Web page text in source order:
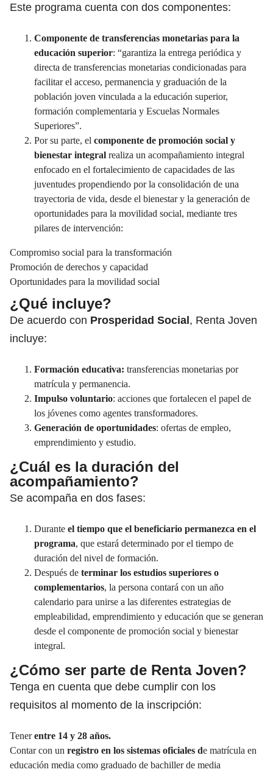
Este programa cuenta con dos componentes:
Componente de transferencias monetarias para la
educación superior: “garantiza la entrega periódica y
directa de transferencias monetarias condicionadas para
facilitar el acceso, permanencia y graduación de la
población joven vinculada a la educación superior,
formación complementaria y Escuelas Normales
Superiores”.
Por su parte, el componente de promoción social y
bienestar integral realiza un acompañamiento integral
enfocado en el fortalecimiento de capacidades de las
juventudes propendiendo por la consolidación de una
trayectoria de vida, desde el bienestar y la generación de
oportunidades para la movilidad social, mediante tres
pilares de intervención:
Compromiso social para la transformación
Promoción de derechos y capacidad
Oportunidades para la movilidad social
¿Qué incluye?
De acuerdo con Prosperidad Social, Renta Joven
incluye:
Formación educativa: transferencias monetarias por
matrícula y permanencia.
Impulso voluntario: acciones que fortalecen el papel de
los jóvenes como agentes transformadores.
Generación de oportunidades: ofertas de empleo,
emprendimiento y estudio.
¿Cuál es la duración del
acompañamiento?
Se acompaña en dos fases:
Durante el tiempo que el beneficiario permanezca en el
programa, que estará determinado por el tiempo de
duración del nivel de formación.
Después de terminar los estudios superiores o
complementarios, la persona contará con un año
calendario para unirse a las diferentes estrategias de
empleabilidad, emprendimiento y educación que se generan
desde el componente de promoción social y bienestar
integral.
¿Cómo ser parte de Renta Joven?
Tenga en cuenta que debe cumplir con los
requisitos al momento de la inscripción:
Tenerentre 14 y 28 años.
Contar con un registro en los sistemas oficiales de matrícula en
educación media como graduado de bachiller de media